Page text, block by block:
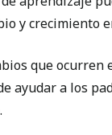
y crecimiento
que ocurren
ayudar a los